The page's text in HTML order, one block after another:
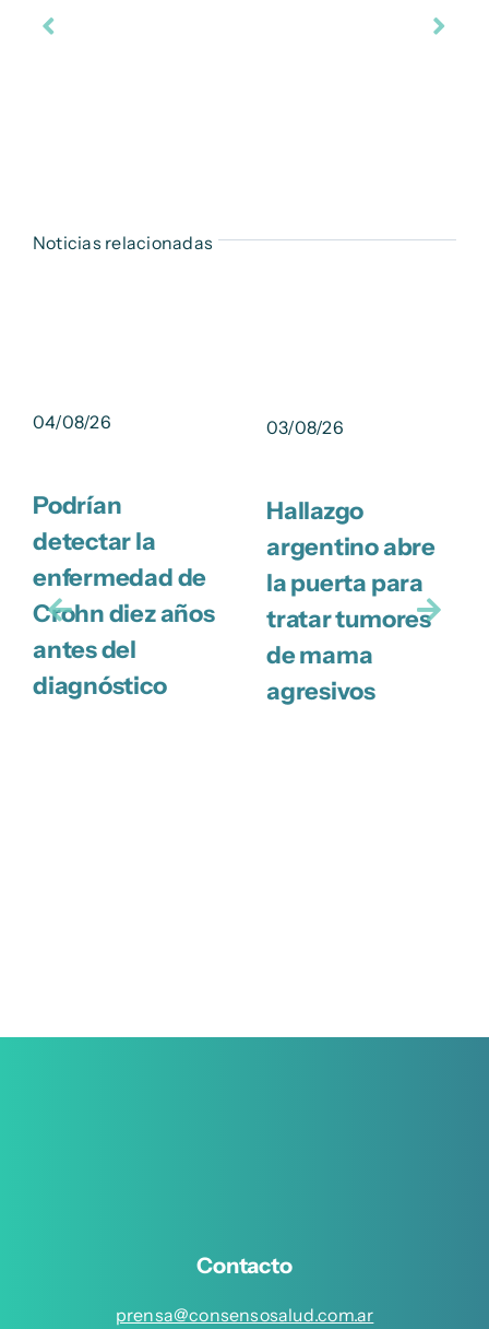
Noticias relacionadas
04/08/26
Podrían
detectar la
enfermedad de
Crohn diez años
antes del
diagnóstico
03/08/26
Hallazgo
argentino abre
la puerta para
tratar tumores
de mama
agresivos
Contacto
prensa@consensosalud.com.ar